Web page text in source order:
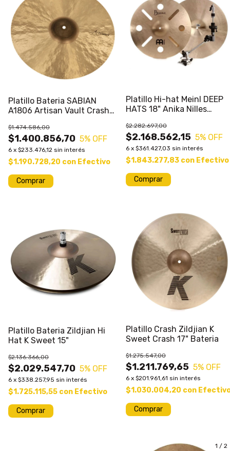
Platillo Bateria SABIAN
A1806 Artisan Vault Crash
$1.400.856,70
$1.474.586,00
5% OFF
6 x $233.476,12 sin interés
$1.190.728,20 con Efectivo
Platillo Hi-hat Meinl DEEP
HATS 18" Anika Nilles
Bateria
$2.168.562,15
$2.282.697,00
5% OFF
6 x $361.427,03 sin interés
$1.843.277,83 con Efectivo
Platillo Bateria Zildjian Hi
Hat K Sweet 15"
$2.029.547,70
$2.136.366,00
5% OFF
6 x $338.257,95 sin interés
$1.725.115,55 con Efectivo
Platillo Crash Zildjian K
Sweet Crash 17" Bateria
$1.211.769,65
$1.275.547,00
5% OFF
6 x $201.961,61 sin interés
$1.030.004,20 con
1 / 2